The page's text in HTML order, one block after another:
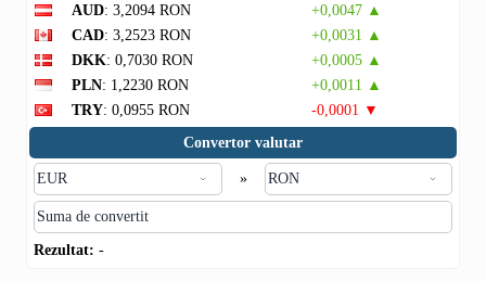
AUD: 3,2094 RON
+0,0047 ▲
CAD: 3,2523 RON
+0,0031 ▲
DKK: 0,7030 RON
+0,0005 ▲
PLN: 1,2230 RON
+0,0011 ▲
TRY: 0,0955 RON
-0,0001 ▼
Convertor valutar
»
Rezultat: -